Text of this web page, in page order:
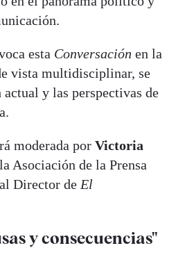
esta Conversación en la
vista multidisciplinar, se
y las perspectivas de
moderada por Victoria
Asociación de la Prensa
Director de El
y consecuencias"